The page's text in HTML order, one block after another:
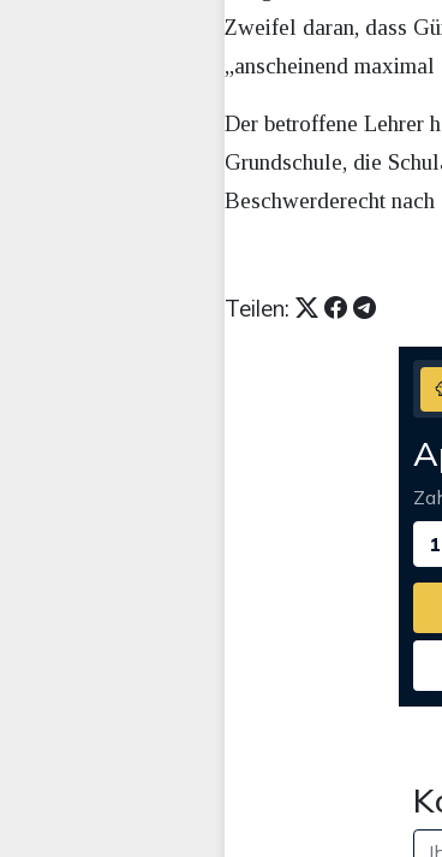
Zweifel daran, dass
„anscheinend
Der betroffene Lehrer
Grundschule, die
Beschwerderecht
Teilen: